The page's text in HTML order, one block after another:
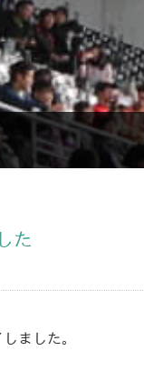
た
ました。